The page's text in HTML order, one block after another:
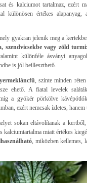
és kalciumot tartalmaz, ezért
különösen értékes
gyakran jelenik meg a
szendvicsekbe vagy zöld
különféle ásványi
is jól beilleszthető.
, szinte minden
ehető. A fiatal levelek saláták
a gyökér pörkölve
ezért nemcsak ízletes,
sokan eltávolítanak a
miatt értékes
, miközben kellemes,